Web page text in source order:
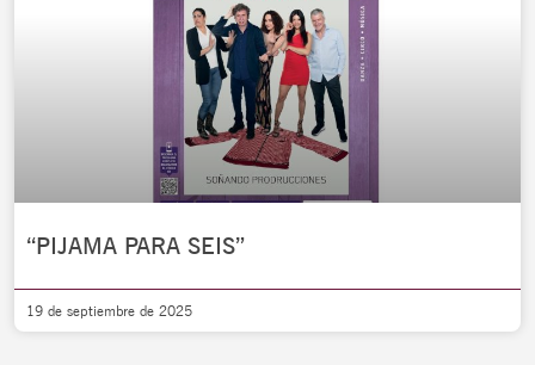
“PIJAMA PARA SEIS”
19 de septiembre de 2025